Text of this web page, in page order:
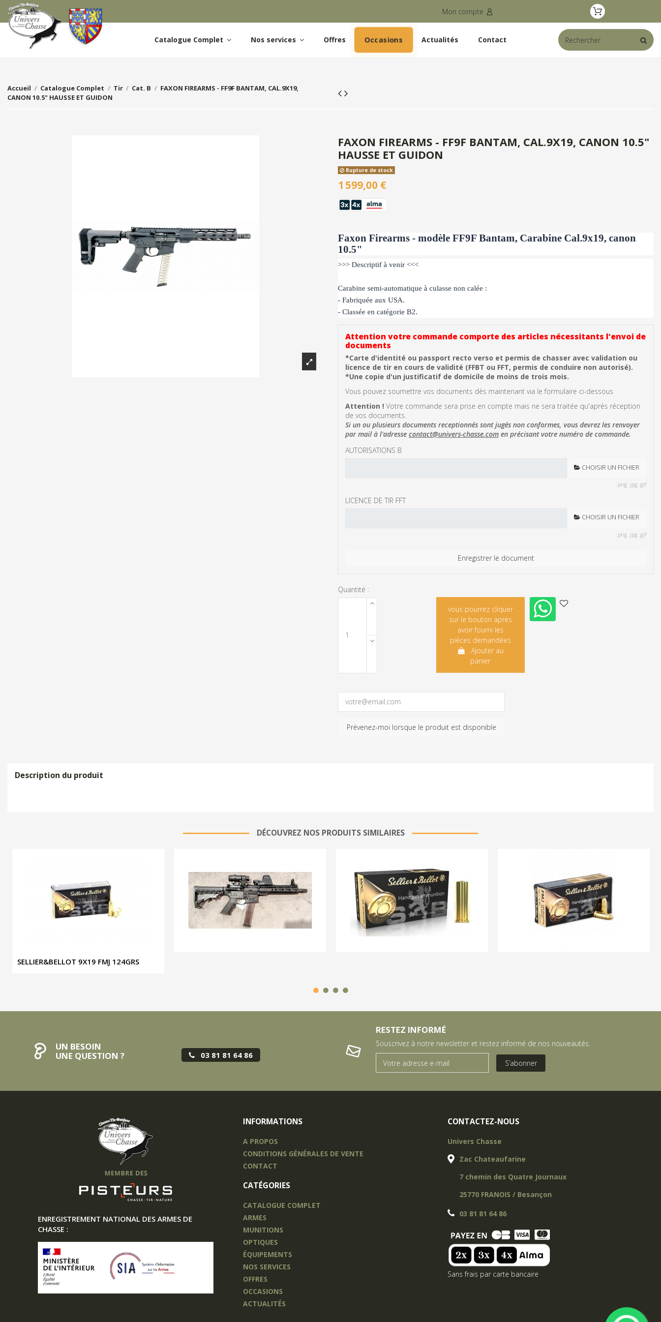
Mon compte
Catalogue Complet Nos services Offres Occasions Actualités Contact
Accueil Catalogue Complet Tir Cat. B
FAXON FIREARMS - FF9F BANTAM, CAL.9X19,
CANON 10.5" HAUSSE ET GUIDON
FAXON FIREARMS - FF9F BANTAM, CAL.9X19, CANON 10.5"
HAUSSE ET GUIDON
Rupture de stock
1 599,00 €
Faxon Firearms - modèle FF9F Bantam, Carabine Cal.9x19, canon
10.5"
>>> Descriptif à venir <<<
Carabine semi-automatique à culasse non calée :
- Fabriquée aux USA.
- Classée en catégorie B2.
Attention votre commande comporte des articles nécessitants l'envoi de
documents
*Carte d'identité ou passport recto verso et permis de chasser avec validation ou
licence de tir en cours de validité (FFBT ou FFT, permis de conduire non autorisé).
*Une copie d'un justificatif de domicile de moins de trois mois.
Vous pouvez soumettre vos documents dès maintenant via le formulaire ci-dessous
Attention ! Votre commande sera prise en compte mais ne sera traitée qu'après réception
de vos documents.
Si un ou plusieurs documents receptionnés sont jugés non conformes, vous devrez les renvoyer
par mail à l'adresse contact@univers-chasse.com en précisant votre numéro de commande.
AUTORISATIONS B
CHOISIR UN FICHIER
.png .jpg .gif
LICENCE DE TIR FFT
CHOISIR UN FICHIER
.png .jpg .gif
Enregistrer le document
Quantité :
Ajouter au
panier
Description du produit
DÉCOUVREZ NOS PRODUITS SIMILAIRES
SELLIER&BELLOT 9X19 FMJ 124GRS
UN BESOIN
UNE QUESTION ?
03 81 81 64 86
RESTEZ INFORMÉ
Souscrivez à notre newsletter et restez informé de nos nouveautés.
ENREGISTREMENT NATIONAL DES ARMES DE
CHASSE :
INFORMATIONS
A PROPOS
CONDITIONS GÉNÉRALES DE VENTE
CONTACT
CATÉGORIES
CATALOGUE COMPLET
ARMES
MUNITIONS
OPTIQUES
ÉQUIPEMENTS
NOS SERVICES
OFFRES
OCCASIONS
ACTUALITÉS
CONTACTEZ-NOUS
Univers Chasse
Zac Chateaufarine
7 chemin des Quatre Journaux
25770 FRANOIS / Besançon
03 81 81 64 86
Sans frais par carte bancaire